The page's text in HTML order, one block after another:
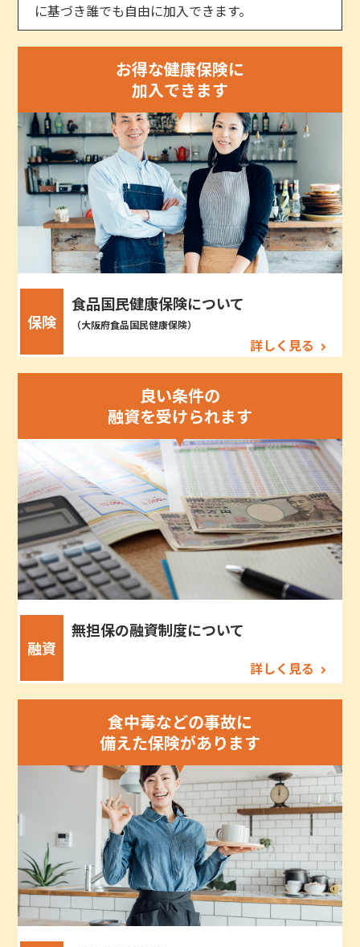
に基づき誰でも自由に加入できます。
お得な健康保険に
加入できます
保険
食品国民健康保険について
（大阪府食品国民健康保険）
詳しく見る
良い条件の
融資を受けられます
融資
無担保の融資制度について
詳しく見る
食中毒などの事故に
備えた保険があります